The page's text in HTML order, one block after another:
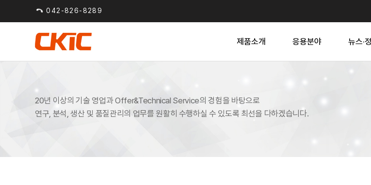
042-826-8289
제품소개 응용분야 뉴스·
20년 이상의 기술 영업과 Offer&Technical Service의 경험을 바탕으로
연구, 분석, 생산 및 품질관리의 업무를 원활히 수행하실 수 있도록 최선을 다하겠습니다.